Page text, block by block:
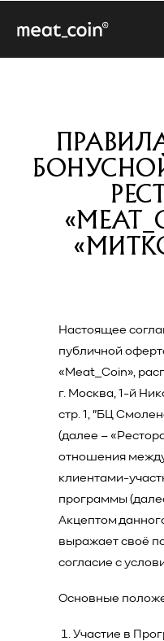
Настоящее
публичной
«Meat_Coin»,
г. Москва, 1-й
стр. 1, "БЦ
(далее –
отношения
клиентами-
программы
Акцептом
выражает своё
согласие с
Основные
Участие в